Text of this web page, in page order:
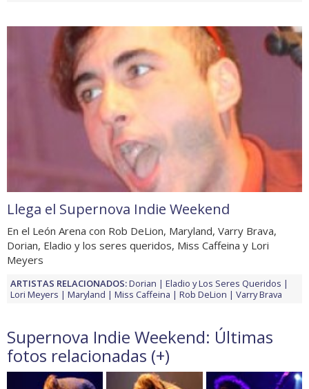
Llega el Supernova Indie Weekend
En el León Arena con Rob DeLion, Maryland, Varry Brava,
Dorian, Eladio y los seres queridos, Miss Caffeina y Lori
Meyers
ARTISTAS RELACIONADOS:Dorian
Eladio y Los Seres Queridos
Lori Meyers
Maryland Miss Caffeina Rob DeLion Varry Brava
Supernova Indie Weekend: Últimas
fotos relacionadas (+)